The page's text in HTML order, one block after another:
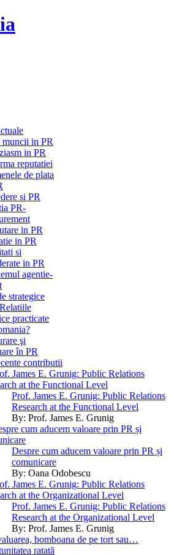
muncii in PR
in PR
reputatiei
de plata
si PR
PR-
in PR
in PR
si
in PR
agentie-
strategice
practicate
şi
în PR
contributii
Prof. James E. Grunig: Public Relations
Research at the Functional Level
By: Prof. James E. Grunig
Despre cum aducem valoare prin PR și
comunicare
By: Oana Odobescu
Prof. James E. Grunig: Public Relations
Research at the Organizational Level
By: Prof. James E. Grunig